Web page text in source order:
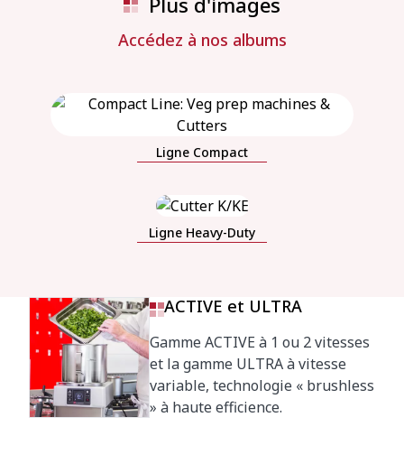
Accédez à nos albums
Ligne Compact
Ligne Heavy-Duty
ACTIVE et ULTRA
Gamme ACTIVE à 1 ou 2 vitesses
et la gamme ULTRA à vitesse
variable, technologie « brushless
» à haute efficience.